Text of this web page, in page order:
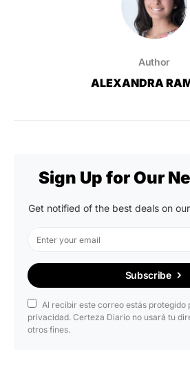
Author
ALEXANDRA
Sign Up for Our
Get notified of the best deals on
Subscribe
Al recibir este correo estás protegido
privacidad. Certeza Diario no usará tu
otros fines.